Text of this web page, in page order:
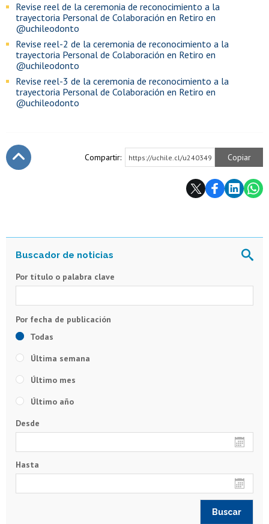
Revise reel de la ceremonia de reconocimiento a la
trayectoria Personal de Colaboración en Retiro en
@uchileodonto
Revise reel-2 de la ceremonia de reconocimiento a la
trayectoria Personal de Colaboración en Retiro en
@uchileodonto
Revise reel-3 de la ceremonia de reconocimiento a la
trayectoria Personal de Colaboración en Retiro en
@uchileodonto
Compartir: https://uchile.cl/u240349 Copiar
Por título o palabra clave
Todas
Última semana
Último mes
Último año
Desde
Hasta